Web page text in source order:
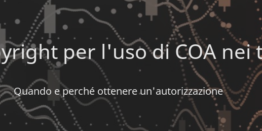
per l'uso di COA nei
Quando e perché ottenere un'autorizzazione